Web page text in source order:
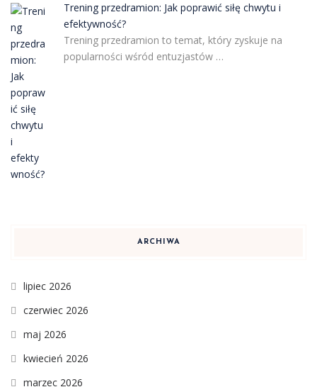
Trening przedramion: Jak poprawić siłę chwytu i
efektywność?
Trening przedramion to temat, który zyskuje na
popularności wśród entuzjastów …
ARCHIWA
lipiec 2026
czerwiec 2026
maj 2026
kwiecień 2026
marzec 2026